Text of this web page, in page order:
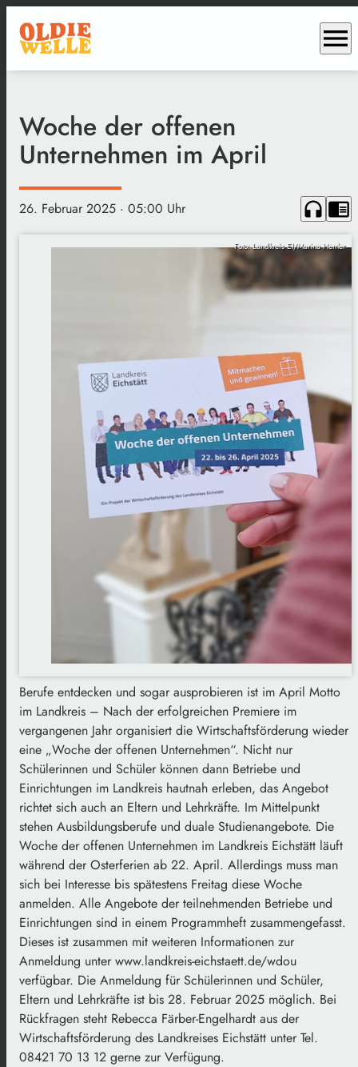
menu
Woche der offenen
Unternehmen im April
26. Februar 2025 · 05:00 Uhr headphones chrome_reader_mode
Foto: Landkreis EI/Marina Herrler
Berufe entdecken und sogar ausprobieren ist im April Motto
im Landkreis – Nach der erfolgreichen Premiere im
vergangenen Jahr organisiert die Wirtschaftsförderung wieder
eine „Woche der offenen Unternehmen“. Nicht nur
Schülerinnen und Schüler können dann Betriebe und
Einrichtungen im Landkreis hautnah erleben, das Angebot
richtet sich auch an Eltern und Lehrkräfte. Im Mittelpunkt
stehen Ausbildungsberufe und duale Studienangebote. Die
Woche der offenen Unternehmen im Landkreis Eichstätt läuft
während der Osterferien ab 22. April. Allerdings muss man
sich bei Interesse bis spätestens Freitag diese Woche
anmelden. Alle Angebote der teilnehmenden Betriebe und
Einrichtungen sind in einem Programmheft zusammengefasst.
Dieses ist zusammen mit weiteren Informationen zur
Anmeldung unter www.landkreis-eichstaett.de/wdou
verfügbar. Die Anmeldung für Schülerinnen und Schüler,
Eltern und Lehrkräfte ist bis 28. Februar 2025 möglich. Bei
Rückfragen steht Rebecca Färber-Engelhardt aus der
Wirtschaftsförderung des Landkreises Eichstätt unter Tel.
08421 70 13 12 gerne zur Verfügung.